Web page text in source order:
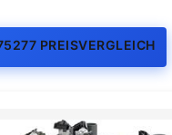
PREISVERGLEICH